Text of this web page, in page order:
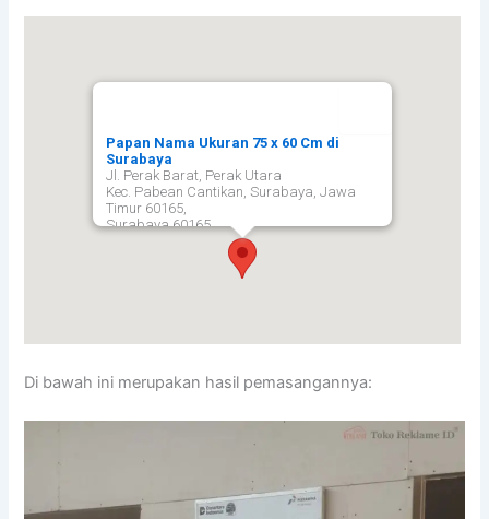
Papan Nama Ukuran 75 x 60 Cm di
Surabaya
Jl. Perak Barat, Perak Utara
Kec. Pabean Cantikan, Surabaya, Jawa
Timur 60165,
Surabaya 60165
Di bawah ini merupakan hasil pemasangannya: